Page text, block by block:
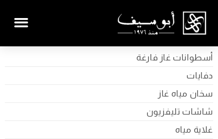
أسطوانات غاز فارغة
دفايات
سخان مياه غاز
شاشات تليفزيون
غلاية مياه